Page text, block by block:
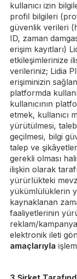
kullanıcı izin
profil bilgileri
güvenlik verileri
ID, zaman
erişim kayıtları)
etkileşimlerinize
verileriniz; Lidia
erişiminizin
platformda
kullanıcının
etmek, kullanıcı
yürütülmesi,
geçilmesi, bilgi
talep ve
gerekli olması
ilişkin olarak
yürürlükteki
yükümlülüklerin
kaynaklanan
faaliyetlerinin
reklam/
elektronik ileti
amaçlarıyla